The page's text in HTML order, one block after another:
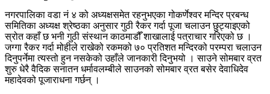
नगरपालिका वडा नं ४ को अध्यक्षसमेत रहनुभएका गोकर्णेश्वर मन्दिर प्रबन्ध
समितिका अध्यक्ष श्रेष्ठका अनुसार गुठी रैकर गर्दा पूजा चलाउन छुट्याइएको
स्रोत कहाँ छ भनी गुठी संस्थान काठमाडौँ शाखालाई पत्राचार गरिएको छ ।
जग्गा रैकर गर्दा मोहीले राखेको रकमको ७० प्रतिशत मन्दिरको परम्परा चलाउन
दिनुपर्नेमा त्यस्तो हुन नसकेको उहाँले जानकारी दिनुभयो । साउने सोमबार व्रत
शुरु धेरै वैदिक सनातन धर्मावलम्बीले साउनको सोमबार व्रत बसेर देवाधिदेव
महादेवको पूजाराधना गर्छन् ।